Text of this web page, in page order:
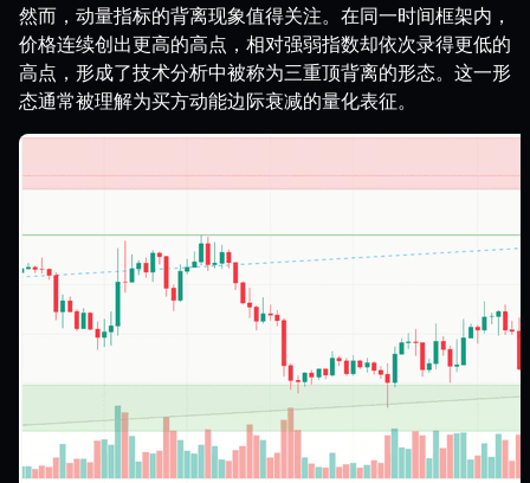
然而，动量指标的背离现象值得关注。在同一时间框架内，
价格连续创出更高的高点，相对强弱指数却依次录得更低的
高点，形成了技术分析中被称为三重顶背离的形态。这一形
态通常被理解为买方动能边际衰减的量化表征。